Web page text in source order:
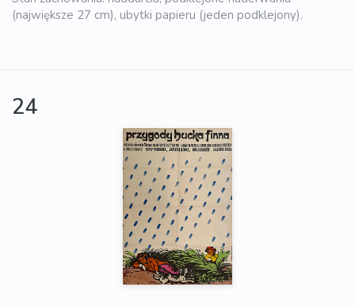
(największe 27 cm), ubytki papieru (jeden podklejony).
24